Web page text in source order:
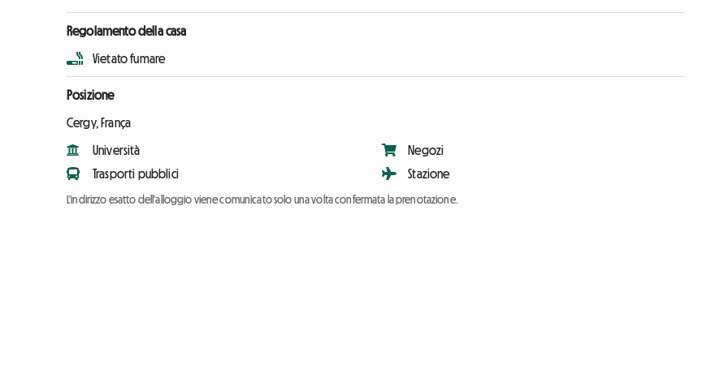
Regolamento della casa
Vietato fumare
Posizione
Cergy, França
Università
Trasporti pubblici
Negozi
Stazione
L'indirizzo esatto dell'alloggio viene comunicato solo una volta confermata la prenotazione.